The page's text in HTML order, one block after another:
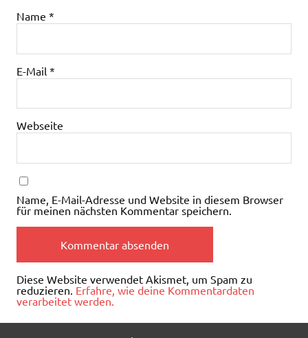
Name *
E-Mail *
Webseite
Name, E-Mail-Adresse und Website in diesem Browser
für meinen nächsten Kommentar speichern.
Diese Website verwendet Akismet, um Spam zu
reduzieren. Erfahre, wie deine Kommentardaten
verarbeitet werden.